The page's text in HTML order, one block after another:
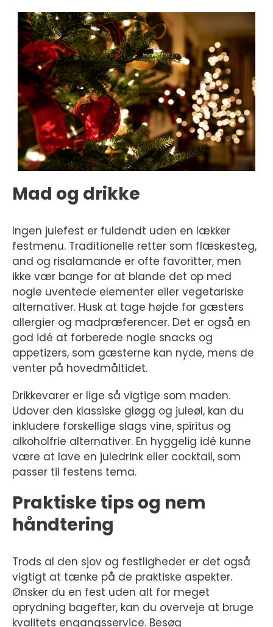
Mad og drikke
Ingen julefest er fuldendt uden en lækker
festmenu. Traditionelle retter som flæskesteg,
and og risalamande er ofte favoritter, men
ikke vær bange for at blande det op med
nogle uventede elementer eller vegetariske
alternativer. Husk at tage højde for gæsters
allergier og madpræferencer. Det er også en
god idé at forberede nogle snacks og
appetizers, som gæsterne kan nyde, mens de
venter på hovedmåltidet.
Drikkevarer er lige så vigtige som maden.
Udover den klassiske gløgg og juleøl, kan du
inkludere forskellige slags vine, spiritus og
alkoholfrie alternativer. En hyggelig idé kunne
være at lave en juledrink eller cocktail, som
passer til festens tema.
Praktiske tips og nem
håndtering
Trods al den sjov og festligheder er det også
vigtigt at tænke på de praktiske aspekter.
Ønsker du en fest uden alt for meget
oprydning bagefter, kan du overveje at bruge
kvalitets engangsservice. Besøg